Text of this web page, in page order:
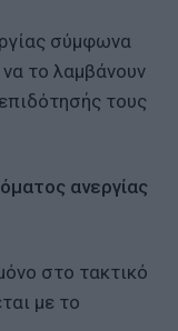
σύμφωνα
το λαμβάνουν
τους
ανεργίας
στο τακτικό
με το